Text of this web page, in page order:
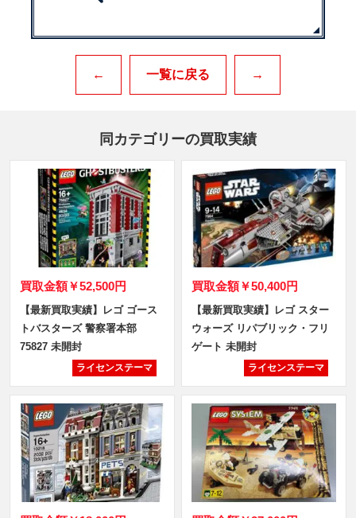
← 一覧に戻る →
同カテゴリーの買取実績
買取金額￥52,500円
【最新買取実績】レゴ ゴース
トバスターズ 警察署本部
75827 未開封
ライセンステーマ
買取金額￥50,400円
【最新買取実績】レゴ スター
ウォーズ リパブリック・フリ
ゲート 未開封
ライセンステーマ